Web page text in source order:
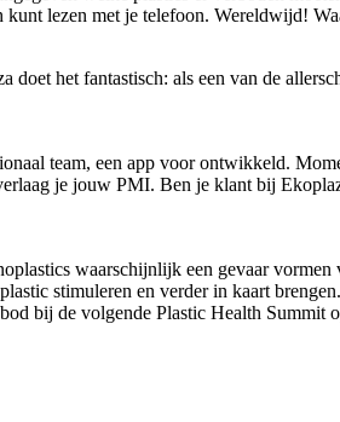
lezen met je telefoon. Wereldwijd!
het fantastisch: als een van de
team, een app voor ontwikkeld.
je jouw PMI. Ben je klant bij
waarschijnlijk een gevaar vormen
stimuleren en verder in kaart
bij de volgende Plastic Health Summit